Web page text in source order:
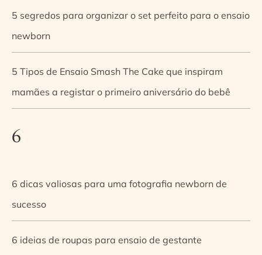
5 segredos para organizar o set perfeito para o ensaio
newborn
5 Tipos de Ensaio Smash The Cake que inspiram
mamães a registar o primeiro aniversário do bebê
6
6 dicas valiosas para uma fotografia newborn de
sucesso
6 ideias de roupas para ensaio de gestante